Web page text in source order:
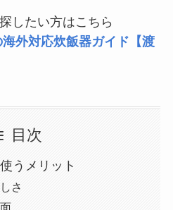
したい方はこちら
外対応炊飯器ガイド【渡
目次
うメリット
さ